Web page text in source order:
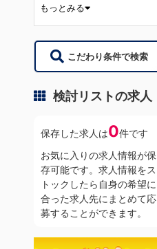
もっとみる
こだわり条件で検索
検討リストの求人
保存した求人は0件です
お気に入りの求人情報が保
存可能です。求人情報をス
トックしたら自身の希望に
合った求人先にまとめて応
募することができます。